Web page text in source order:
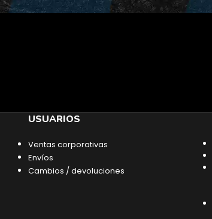
USUARIOS
Ventas corporativas
Envíos
Cambios / devoluciones